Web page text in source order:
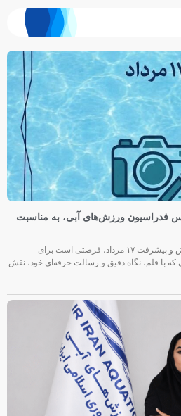
فدراسیون ورزش‌های آبی، به مناسبت
خبرنگاران؛ راویان آب، روایتگران تلاش و پیشرفت ۱۷ مرداد، فرصتی است برای
که با قلم، نگاه دقیق و رسالت حرفه‌ای خود، نقش